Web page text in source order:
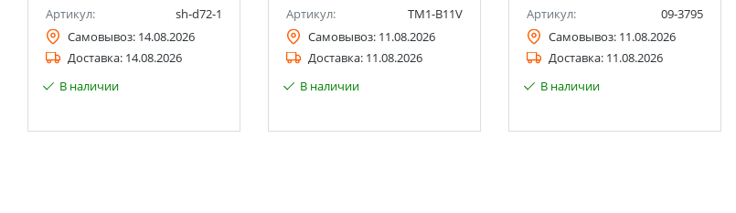
Артикул:
sh-d72-1
Самовывоз: 14.08.2026
Доставка: 14.08.2026
В наличии
Артикул:
TM1-B11V
Самовывоз: 11.08.2026
Доставка: 11.08.2026
В наличии
Артикул:
09-3795
Самовывоз: 11.08.2026
Доставка: 11.08.2026
В наличии